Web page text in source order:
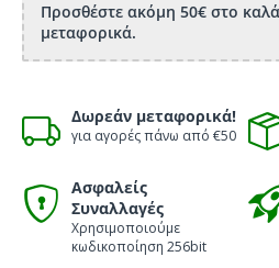
Προσθέστε ακόμη 50€ στο
μεταφορικά.
Δωρεάν μεταφορικά!
για αγορές πάνω από €50
Ασφαλείς
Συναλλαγές
Χρησιμοποιούμε
κωδικοποίηση 256bit